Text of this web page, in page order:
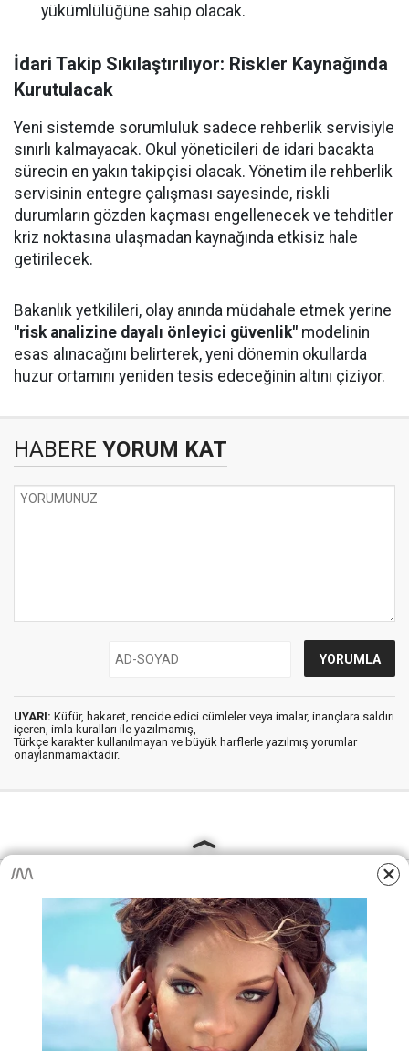
yükümlülüğüne sahip olacak.
İdari Takip Sıkılaştırılıyor: Riskler Kaynağında
Kurutulacak
Yeni sistemde sorumluluk sadece rehberlik servisiyle
sınırlı kalmayacak. Okul yöneticileri de idari bacakta
sürecin en yakın takipçisi olacak. Yönetim ile rehberlik
servisinin entegre çalışması sayesinde, riskli
durumların gözden kaçması engellenecek ve tehditler
kriz noktasına ulaşmadan kaynağında etkisiz hale
getirilecek.
Bakanlık yetkilileri, olay anında müdahale etmek yerine
"risk analizine dayalı önleyici güvenlik" modelinin
esas alınacağını belirterek, yeni dönemin okullarda
huzur ortamını yeniden tesis edeceğinin altını çiziyor.
HABERE YORUM KAT
UYARI: Küfür, hakaret, rencide edici cümleler veya imalar, inançlara saldırı
içeren, imla kuralları ile yazılmamış,
Türkçe karakter kullanılmayan ve büyük harflerle yazılmış yorumlar
onaylanmamaktadır.
AjansKamu.Net - Memur, Meb Personel ve Kamudan Haber
Sitesi © 2025
Künye
Gizlilik İlkeleri
Sitene Ekle
MEB Personel – Öğretmen Haberleri